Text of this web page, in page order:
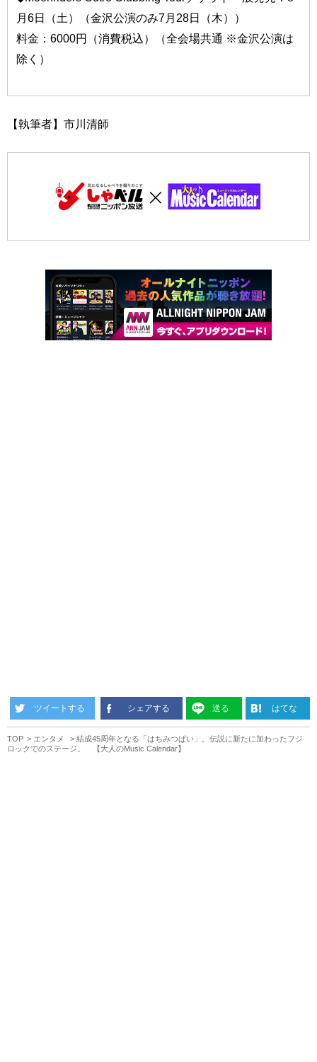
月6日（土）（金沢公演のみ7月28日（木））
料金：6000円（消費税込）（全会場共通 ※金沢公演は
除く）
【執筆者】市川清師
ツイートする シェアする 送る はてな
TOP エンタメ
結成45周年となる「はちみつぱい」。伝説に新たに加わったフジ
ロックでのステージ。 【大人のMusic Calendar】